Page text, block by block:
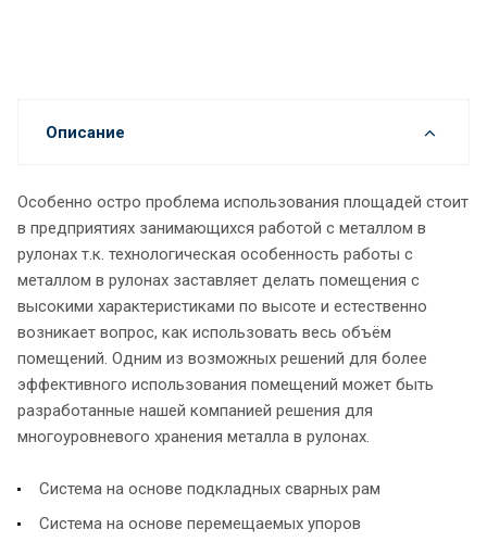
Описание
Особенно остро проблема использования площадей стоит
в предприятиях занимающихся работой с металлом в
рулонах т.к. технологическая особенность работы с
металлом в рулонах заставляет делать помещения с
высокими характеристиками по высоте и естественно
возникает вопрос, как использовать весь объём
помещений. Одним из возможных решений для более
эффективного использования помещений может быть
разработанные нашей компанией решения для
многоуровневого хранения металла в рулонах.
Система на основе подкладных сварных рам
Система на основе перемещаемых упоров